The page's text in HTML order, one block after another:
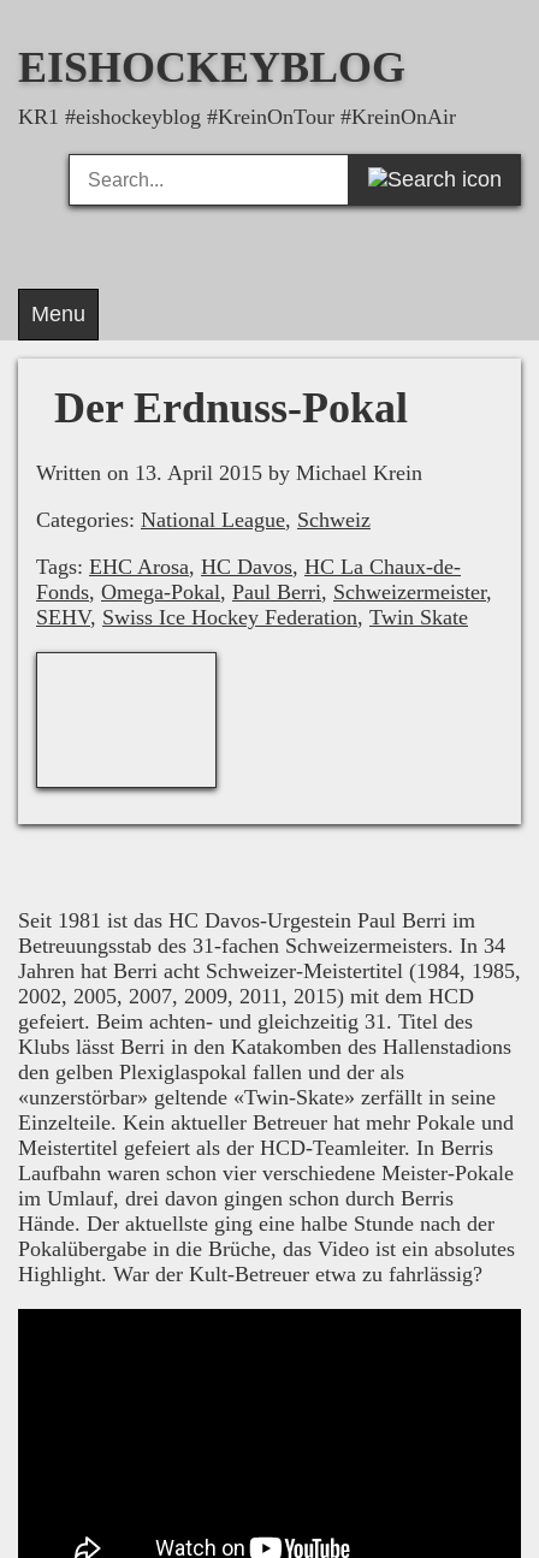
content
EISHOCKEYBLOG
KR1 #eishockeyblog #KreinOnTour #KreinOnAir
Search
for:
Search
Menu
Der Erdnuss-Pokal
Written on 13. April 2015 by Michael Krein
Categories: National League, Schweiz
Tags: EHC Arosa, HC Davos, HC La Chaux-de-
Fonds, Omega-Pokal, Paul Berri, Schweizermeister,
SEHV, Swiss Ice Hockey Federation, Twin Skate
Seit 1981 ist das HC Davos-Urgestein Paul Berri im
Betreuungsstab des 31-fachen Schweizermeisters. In 34
Jahren hat Berri acht Schweizer-Meistertitel (1984, 1985,
2002, 2005, 2007, 2009, 2011, 2015) mit dem HCD
gefeiert. Beim achten- und gleichzeitig 31. Titel des
Klubs lässt Berri in den Katakomben des Hallenstadions
den gelben Plexiglaspokal fallen und der als
«unzerstörbar» geltende «Twin-Skate» zerfällt in seine
Einzelteile. Kein aktueller Betreuer hat mehr Pokale und
Meistertitel gefeiert als der HCD-Teamleiter. In Berris
Laufbahn waren schon vier verschiedene Meister-Pokale
im Umlauf, drei davon gingen schon durch Berris
Hände. Der aktuellste ging eine halbe Stunde nach der
Pokalübergabe in die Brüche, das Video ist ein absolutes
Highlight. War der Kult-Betreuer etwa zu fahrlässig?